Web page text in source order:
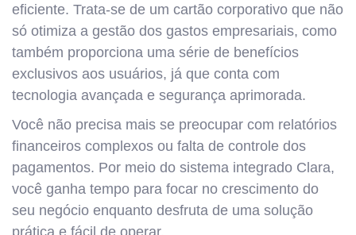
eficiente. Trata-se de um cartão corporativo que não
só otimiza a gestão dos gastos empresariais, como
também proporciona uma série de benefícios
exclusivos aos usuários, já que conta com
tecnologia avançada e segurança aprimorada.
Você não precisa mais se preocupar com relatórios
financeiros complexos ou falta de controle dos
pagamentos. Por meio do sistema integrado Clara,
você ganha tempo para focar no crescimento do
seu negócio enquanto desfruta de uma solução
prática e fácil de operar.